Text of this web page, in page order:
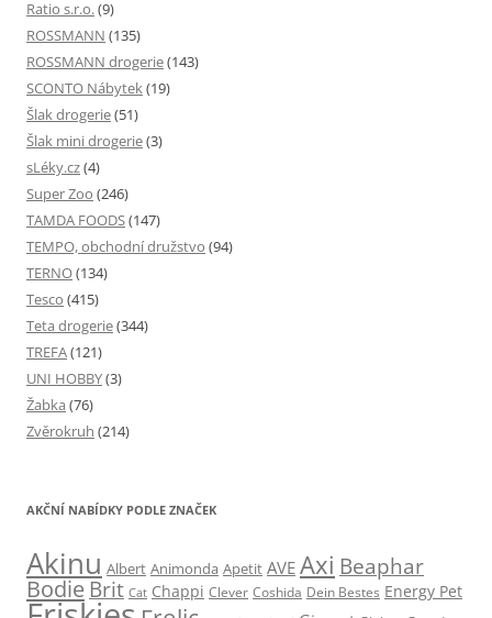
Ratio s.r.o.(9)
ROSSMANN (135)
ROSSMANN drogerie(143)
SCONTO Nábytek(19)
Šlak drogerie(51)
Šlak mini drogerie(3)
sLéky.cz(4)
Super Zoo (246)
TAMDA FOODS(147)
TEMPO, obchodní družstvo (94)
TERNO(134)
Tesco (415)
Teta drogerie(344)
TREFA(121)
UNI HOBBY(3)
Žabka (76)
Zvěrokruh (214)
AKČNÍ NABÍDKY PODLE ZNAČEK
Akinu Albert Animonda Apetit AVE Axi Beaphar
Bodie Brit Cat Chappi Clever Coshida Dein Bestes Energy Pet